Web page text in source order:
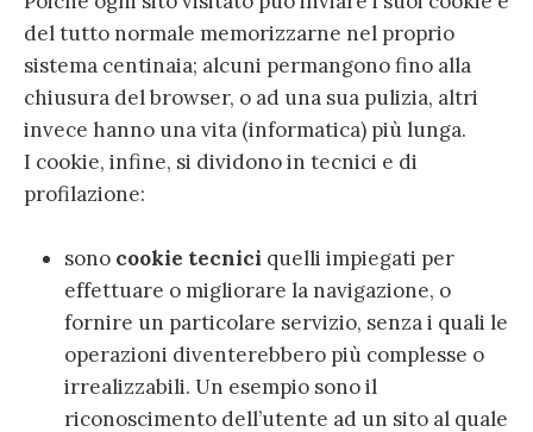
del tutto normale memorizzarne nel proprio
sistema centinaia; alcuni permangono fino alla
chiusura del browser, o ad una sua pulizia, altri
invece hanno una vita (informatica) più lunga.
I cookie, infine, si dividono in tecnici e di
profilazione:
sono cookie tecnici quelli impiegati per
effettuare o migliorare la navigazione, o
fornire un particolare servizio, senza i quali le
operazioni diventerebbero più complesse o
irrealizzabili. Un esempio sono il
riconoscimento dell’utente ad un sito al quale